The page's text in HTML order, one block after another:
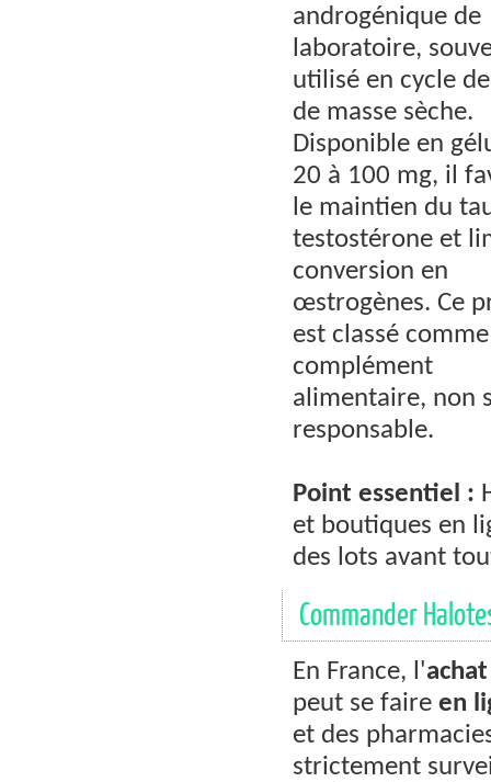
androgénique de
laboratoire,
utilisé en cycle
de masse sèche.
Disponible en
20 à 100 mg, il
le maintien du
testostérone et
conversion en
œstrogènes. Ce
est classé comme
complément
alimentaire, non
responsable.
Point essentiel :
et boutiques en
des lots avant
Commander
En France, l'achat
peut se faire en
et des
strictement